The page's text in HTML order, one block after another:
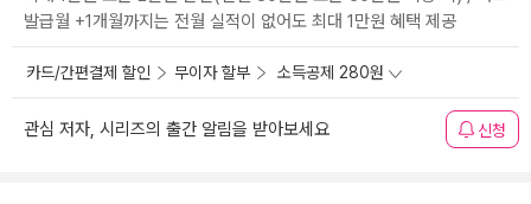
발급월 +1개월까지는 전월 실적이 없어도 최대 1만원 혜택 제공
카드/간편결제 할인 무이자 할부 소득공제 280원
관심 저자, 시리즈의 출간 알림을 받아보세요 신청